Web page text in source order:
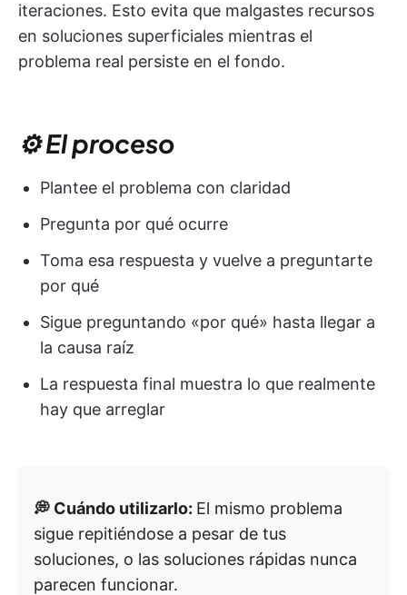
iteraciones. Esto evita que malgastes recursos
en soluciones superficiales mientras el
problema real persiste en el fondo.
⚙️ El proceso
Plantee el problema con claridad
Pregunta por qué ocurre
Toma esa respuesta y vuelve a preguntarte
por qué
Sigue preguntando «por qué» hasta llegar a
la causa raíz
La respuesta final muestra lo que realmente
hay que arreglar
💭 Cuándo utilizarlo: El mismo problema
sigue repitiéndose a pesar de tus
soluciones, o las soluciones rápidas nunca
parecen funcionar.